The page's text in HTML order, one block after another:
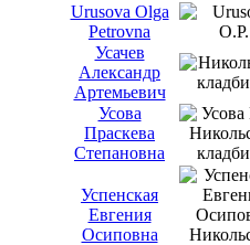
Urusova Olga
Petrovna
Усачев
Александр
Артемьевич
Усова
Праскева
Степановна
Успенская
Евгения
Осиповна